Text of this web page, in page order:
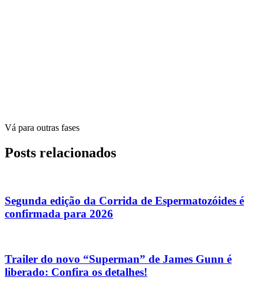
Vá para outras fases
Posts relacionados
Segunda edição da Corrida de Espermatozóides é
confirmada para 2026
Trailer do novo “Superman” de James Gunn é
liberado: Confira os detalhes!